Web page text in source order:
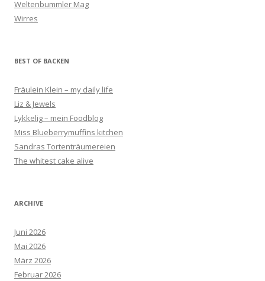
Weltenbummler Mag
Wirres
BEST OF BACKEN
Fräulein Klein – my daily life
Liz & Jewels
Lykkelig – mein Foodblog
Miss Blueberrymuffins kitchen
Sandras Tortenträumereien
The whitest cake alive
ARCHIVE
Juni 2026
Mai 2026
März 2026
Februar 2026